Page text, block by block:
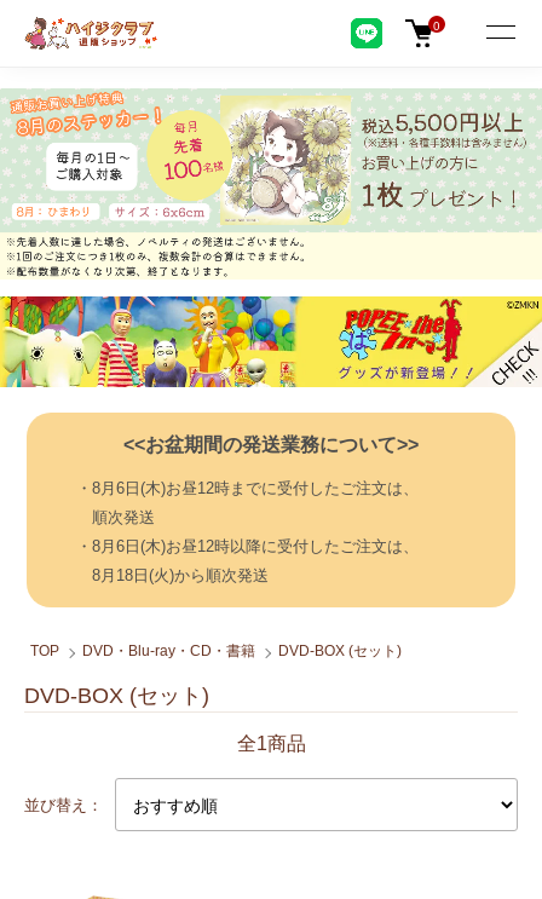
0
<<お盆期間の発送業務について>>
・8月6日(木)お昼12時までに受付したご注文は、
順次発送
・8月6日(木)お昼12時以降に受付したご注文は、
8月18日(火)から順次発送
TOP DVD・Blu-ray・CD・書籍 DVD-BOX (セット)
DVD-BOX (セット)
全1商品
並び替え：